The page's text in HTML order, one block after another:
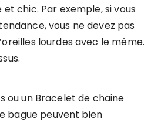
chic. Par exemple, si vous
vous ne devez pas
lourdes avec le même.
ou un Bracelet de chaine
bague peuvent bien